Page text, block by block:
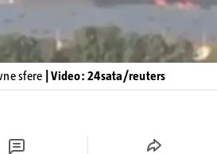
sfere | Video: 24sata/reuters